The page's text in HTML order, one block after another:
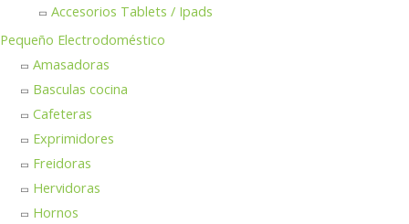
Accesorios Tablets / Ipads
Pequeño Electrodoméstico
Amasadoras
Basculas cocina
Cafeteras
Exprimidores
Freidoras
Hervidoras
Hornos